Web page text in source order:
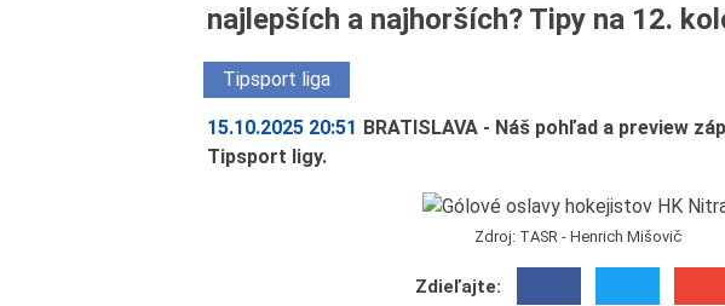
najlepších a najhorších? Tipy na 12.
Tipsport liga
15.10.2025 20:51 BRATISLAVA - Náš pohľad a preview
Tipsport ligy.
Zdroj: TASR - Henrich Mišovič
Zdieľajte: